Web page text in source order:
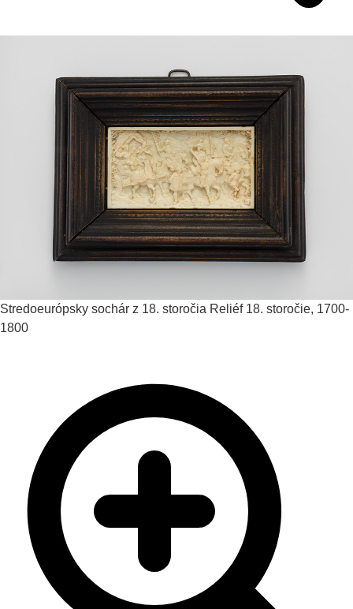
Stredoeurópsky sochár z 18. storočia Reliéf 18. storočie, 1700-
1800